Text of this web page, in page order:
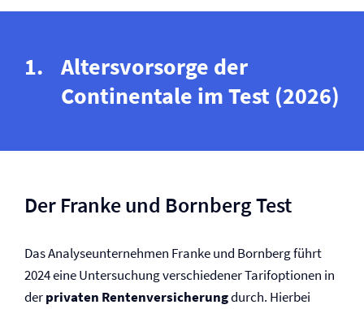
Altersvorsorge der
Continentale im Test (2026)
Der Franke und Bornberg Test
Das Analyseunternehmen Franke und Bornberg führt
2024 eine Untersuchung verschiedener Tarifoptionen in
derprivaten Renten­versicherungdurch. Hierbei